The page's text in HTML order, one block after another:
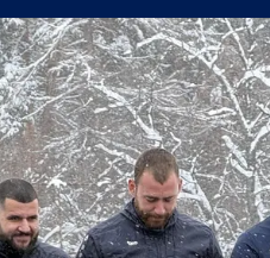
можем да очакваме нищо на
всички билети за